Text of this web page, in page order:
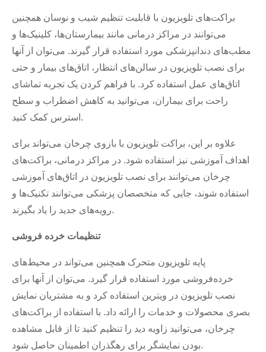
براکت‌های تلویزیون با قابلیت تنظیم شیب و نوسان همچنین
می‌توانند در مراکز درمانی مانند بیمارستان‌ها، کلینیک‌ها و
مطب‌های دندانپزشکی مورد استفاده قرار گیرند. می‌توان از آنها
برای نصب تلویزیون در سالن‌های انتظار، اتاق‌های بیمار و حتی
اتاق‌های عمل استفاده کرد. با فراهم کردن یک تجربه تماشای
راحت برای بیماران، می‌توانید به کاهش اضطراب و سطح
استرس کمک کنید.
علاوه بر این، براکت تلویزیون با بازوی چرخان می‌تواند برای
اهداف آموزشی نیز استفاده شود. در مراکز درمانی، براکت‌های
چرخان می‌توانند برای نصب تلویزیون در اتاق‌های آموزشی
استفاده شوند، جایی که متخصصان پزشکی می‌توانند تکنیک‌ها و
رویه‌های جدید را یاد بگیرند.
تنظیمات خرده فروشی
پایه تلویزیون متحرک همچنین می‌تواند در محیط‌های
خرده‌فروشی مورد استفاده قرار گیرد. می‌توان از آنها برای
نصب تلویزیون در ویترین استفاده کرد و به مشتریان نمایش
بصری محصولات و خدمات را ارائه داد. با استفاده از براکت‌های
چرخان، می‌توانید زاویه دید را تنظیم کنید تا از قابل مشاهده
بودن نمایشگر برای رهگذران اطمینان حاصل شود.